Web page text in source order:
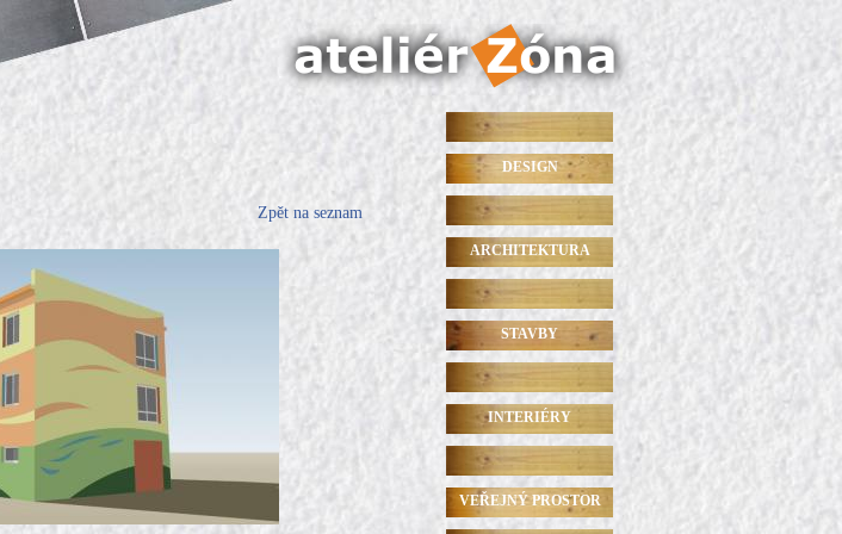
Zpět na seznam
DESIGN
ARCHITEKTURA
STAVBY
INTERIÉRY
VEŘEJNÝ PROSTOR